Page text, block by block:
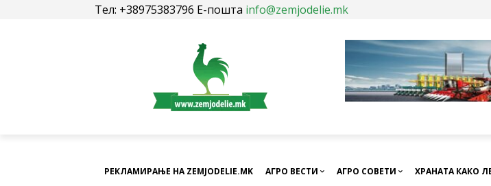
Тел: +38975383796 Е-пошта info@zemjodelie.mk
РЕКЛАМИРАЊЕ НА ZEMJODELIE.MK АГРО ВЕСТИ АГРО СОВЕТИ ХРАНАТА КАКО